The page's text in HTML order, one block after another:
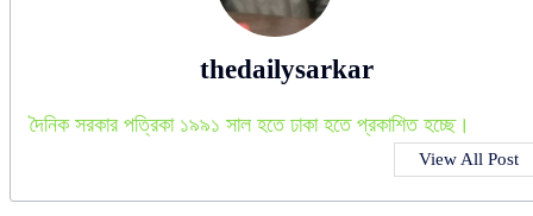
thedailysarkar
দৈনিক সরকার পত্রিকা ১৯৯১ সাল হতে ঢাকা হতে প্রকাশিত হচ্ছে।
View All Post